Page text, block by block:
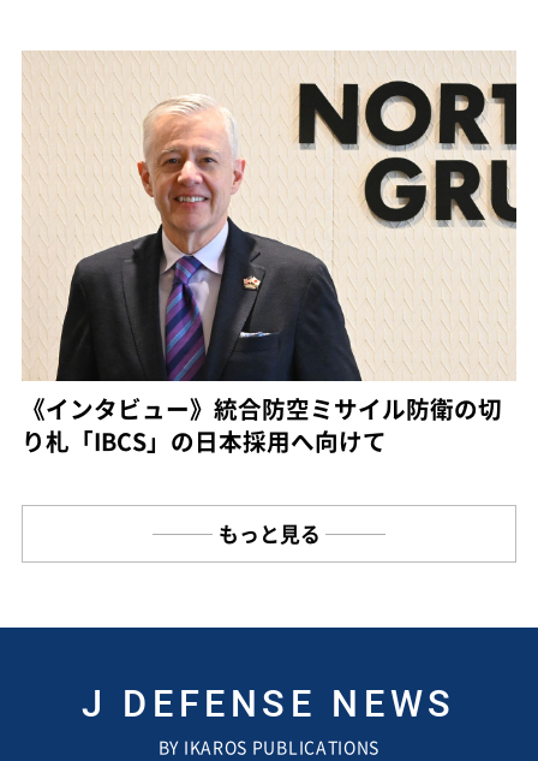
《インタビュー》統合防空ミサイル防衛の切
り札「IBCS」の日本採用へ向けて
もっと見る
J DEFENSE NEWS
BY IKAROS PUBLICATIONS